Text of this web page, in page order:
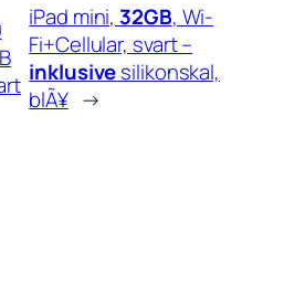
iPad mini, 32GB, Wi-
Fi+Cellular, svart –
inklusivesilikonskal,
blÃ¥ →